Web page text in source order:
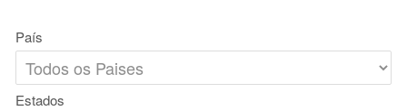
País
Estados